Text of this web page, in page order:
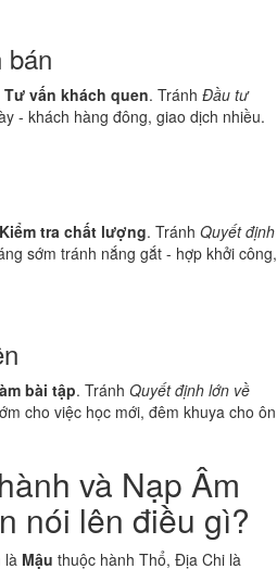
bán
vấn khách quen. Tránh Đầu tư
- khách hàng đông, giao dịch nhiều.
tra chất lượng. Tránh Quyết định
sớm tránh nắng gắt - hợp khởi công,
bài tập. Tránh Quyết định lớn về
cho việc học mới, đêm khuya cho ôn
và Nạp Âm
nói lên điều gì?
là Mậu thuộc hành Thổ, Địa Chi là